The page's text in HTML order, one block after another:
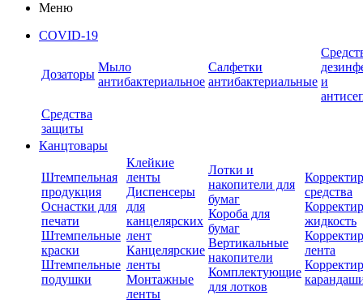
Меню
COVID-19
Дозаторы
Мыло
антибактериальное
Салфетки
антибактериальные и
Средства
защиты
Канцтовары
Штемпельная
продукция
Оснастки для
печати
Штемпельные
краски
Штемпельные
подушки
Клейкие
ленты
Диспенсеры
для
канцелярских
лент
Канцелярские
ленты
Монтажные
ленты
Лотки и
накопители для
бумаг
Короба для
бумаг
Вертикальные
накопители
Комплектующие
для лотков
средства
жидкость
лента